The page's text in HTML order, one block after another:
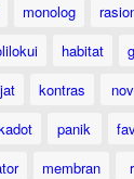
monolog
habitat
kontras
panik
membran